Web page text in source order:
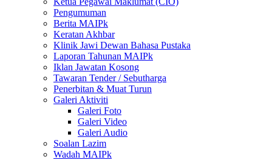
Pengumuman
Berita MAIPk
Keratan Akhbar
Klinik Jawi Dewan Bahasa Pustaka
Laporan Tahunan MAIPk
Iklan Jawatan Kosong
Tawaran Tender / Sebutharga
Penerbitan & Muat Turun
Galeri Aktiviti
Galeri Foto
Galeri Video
Galeri Audio
Soalan Lazim
Wadah MAIPk